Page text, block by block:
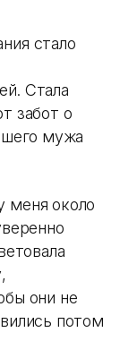
стало
Стала
забот о
мужа
меня около
они не
потом